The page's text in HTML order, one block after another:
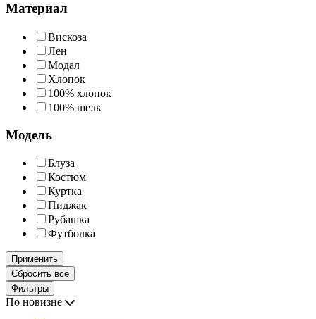
Материал
Вискоза
Лен
Модал
Хлопок
100% хлопок
100% шелк
Модель
Блуза
Костюм
Куртка
Пиджак
Рубашка
Футболка
Применить
Сбросить все
Фильтры
По новизне